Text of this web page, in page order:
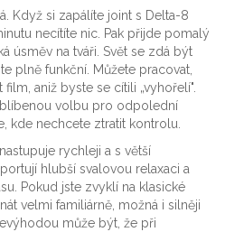
Když si zapálíte joint s Delta-8
necítíte nic. Pak přijde pomalý
úsměv na tváři. Svět se zdá být
plně funkční. Můžete pracovat,
aniž byste se cítili „vyhořelí".
volbu pro odpolední
kde nechcete ztratit kontrolu.
rychleji a s větší
hlubší svalovou relaxaci a
Pokud jste zvyklí na klasické
velmi familiárně, možná i silněji
může být, že při